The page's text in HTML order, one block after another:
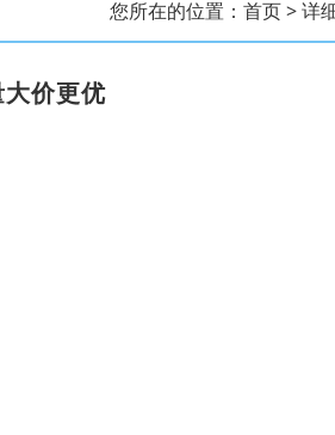
您所在的位置： 首页> 详
价更优